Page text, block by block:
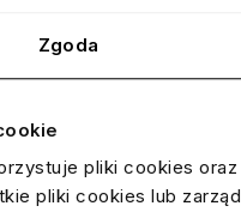
Zgoda
pliki cookies
pliki cookies lub